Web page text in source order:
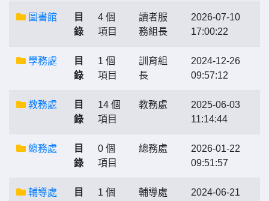
圖書館
目
錄
4 個
項目
讀者服
務組長
2026-07-10
17:00:22
學務處
目
錄
1 個
項目
訓育組
長
2024-12-26
09:57:12
教務處
目
錄
14 個
項目
教務處
2025-06-03
11:14:44
總務處
目
錄
0 個
項目
總務處
2026-01-22
09:51:57
輔導處
目
1 個
輔導處
2024-06-21